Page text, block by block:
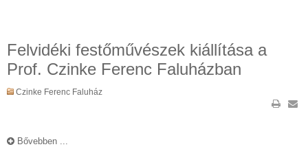
Felvidéki festőművészek kiállítása a
Prof. Czinke Ferenc Faluházban
Czinke Ferenc Faluház
Bővebben ...